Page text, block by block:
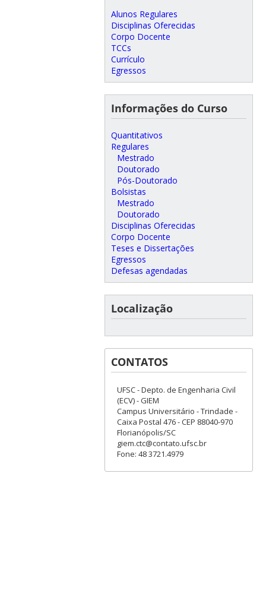
Alunos Regulares
Disciplinas Oferecidas
Corpo Docente
TCCs
Currículo
Egressos
Informações do Curso
Quantitativos
Regulares
Mestrado
Doutorado
Pós-Doutorado
Bolsistas
Mestrado
Doutorado
Disciplinas Oferecidas
Corpo Docente
Teses e Dissertações
Egressos
Defesas agendadas
Localização
CONTATOS
UFSC - Depto. de Engenharia Civil
(ECV) - GIEM
Campus Universitário - Trindade -
Caixa Postal 476 - CEP 88040-970
Florianópolis/SC
giem.ctc@contato.ufsc.br
Fone: 48 3721.4979